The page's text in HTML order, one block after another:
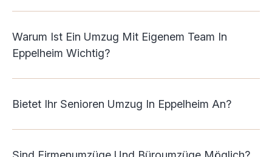
Warum Ist Ein Umzug Mit Eigenem Team In
Eppelheim Wichtig?
Bietet Ihr Senioren Umzug In Eppelheim An?